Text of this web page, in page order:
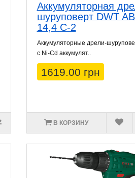
Аккумуляторная
шуруповерт DWT
14,4 C-2
Аккумуляторные дрели-
с Ni-Cd аккумулят..
1619.00 грн
В КОРЗИНУ